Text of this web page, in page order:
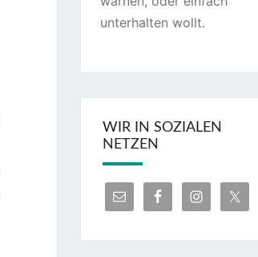
unterhalten wollt.
WIR IN SOZIALEN
NETZEN